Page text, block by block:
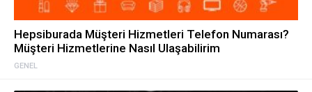
GENEL
Hepsiburada Müşteri Hizmetleri Telefon Numarası?
Müşteri Hizmetlerine Nasıl Ulaşabilirim